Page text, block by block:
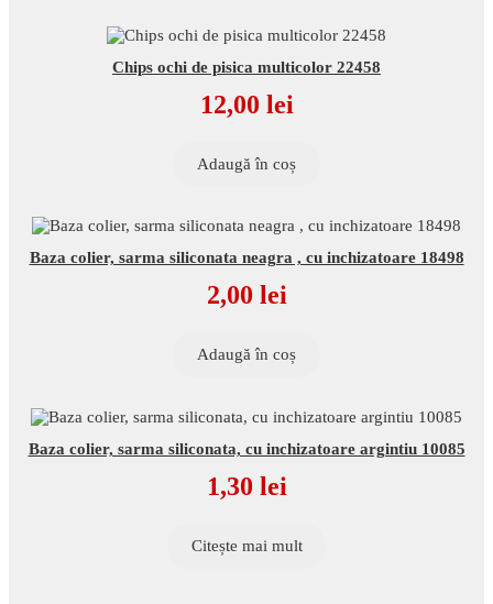
Chips ochi de pisica multicolor 22458
12,00 lei
Adaugă în coș
Baza colier, sarma siliconata neagra , cu inchizatoare 18498
2,00 lei
Adaugă în coș
Baza colier, sarma siliconata, cu inchizatoare argintiu 10085
1,30 lei
Citește mai mult